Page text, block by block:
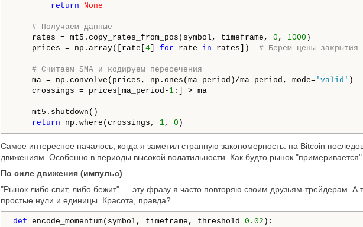
return
None
# Получаем данные
rates = mt5.copy_rates_from_pos(symbol, timeframe, 0 , 1000 )
prices = np.array([rate[ 4 for rate in rates]) # Берем цены закрытия
# Считаем SMA и кодируем пересечения
ma = np.convolve(prices, np.ones(ma_period)/ma_period, mode= 'valid' )
crossings = prices[ma_period- 1 :] > ma
mt5.shutdown()
return np.where(crossings, 1, 0 )
Самое интересное началось, когда я заметил странную закономерность: на Bitcoin
движениям. Особенно в периоды высокой волатильности. Как будто рынок
По силе движения (импульс)
"Рынок либо спит, либо бежит" — эту фразу я часто повторяю своим друзьям-трейдерам. А
простые нули и единицы. Красота, правда?
def encode_momentum(symbol, timeframe, threshold=0.02 ):